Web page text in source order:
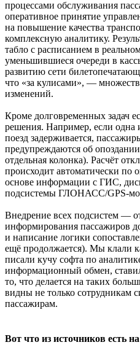
процессами обслуживания
оперативное принятие
на повышение качества
комплексную аналитику.
табло с расписанием в
уменьшившиеся очереди в
развитию сети
что «за кулисами», —
изменений.
Кроме долговременных задач
решения. Например, если одна
поезд задерживается,
предупреждаются об
отдельная колонка). Расчёт
происходит автоматически по
основе информации с ГИС,
подсистемы ГЛОНАСС/GPS-
Внедрение всех подсистем —
информирования пассажиров
и написание логики
ещё продолжается). Мы клали
писали кучу софта по
информационный обмен,
то, что делается на таких
видны не только сотрудникам
пассажирам.
Вот что из источников есть